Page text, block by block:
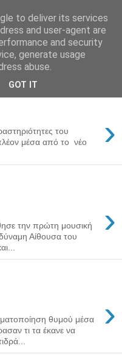
›
του
μέσα από το νέο
›
την πρώτη μουσική
Αίθουσα του
›
θυμού μέσα
τι τα έκανε να
to deliver its services
and user-agent are
and security
generate usage
abuse.
GOT IT